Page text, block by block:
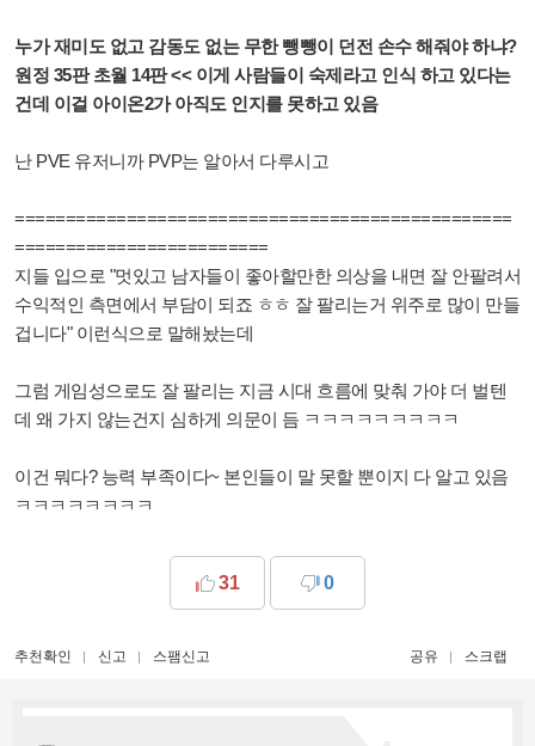
누가 재미도 없고 감동도 없는 무한 뺑뺑이 던전 손수 해줘야 하냐?
원정 35판 초월 14판 << 이게 사람들이 숙제라고 인식 하고 있다는
건데 이걸 아이온2가 아직도 인지를 못하고 있음
난 PVE 유저니까 PVP는 알아서 다루시고
=================================================
=========================
지들 입으로 "멋있고 남자들이 좋아할만한 의상을 내면 잘 안팔려서
수익적인 측면에서 부담이 되죠 ㅎㅎ 잘 팔리는거 위주로 많이 만들
겁니다" 이런식으로 말해놨는데
그럼 게임성으로도 잘 팔리는 지금 시대 흐름에 맞춰 가야 더 벌텐
데 왜 가지 않는건지 심하게 의문이 듬 ㅋㅋㅋㅋㅋㅋㅋㅋㅋ
이건 뭐다? 능력 부족이다~ 본인들이 말 못할 뿐이지 다 알고 있음
ㅋㅋㅋㅋㅋㅋㅋㅋ
31 0
추천확인 신고 스팸신고 공유 스크랩